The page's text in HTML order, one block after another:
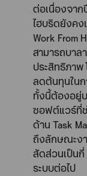
ต่อเนื่องจา
ไฮบริดยังคง
Work From
สามารถบาล
ประสิทธิภา
ลดต้นทุนใน
ทั้งนี้ต้องอยู่
ซอฟต์แวร์ที่
ด้าน Task
ถึงลักษณะง
สัดส่วนเป็นกี่
ระบบต่อไป